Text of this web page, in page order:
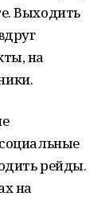
Выходить
на
рейды.
на